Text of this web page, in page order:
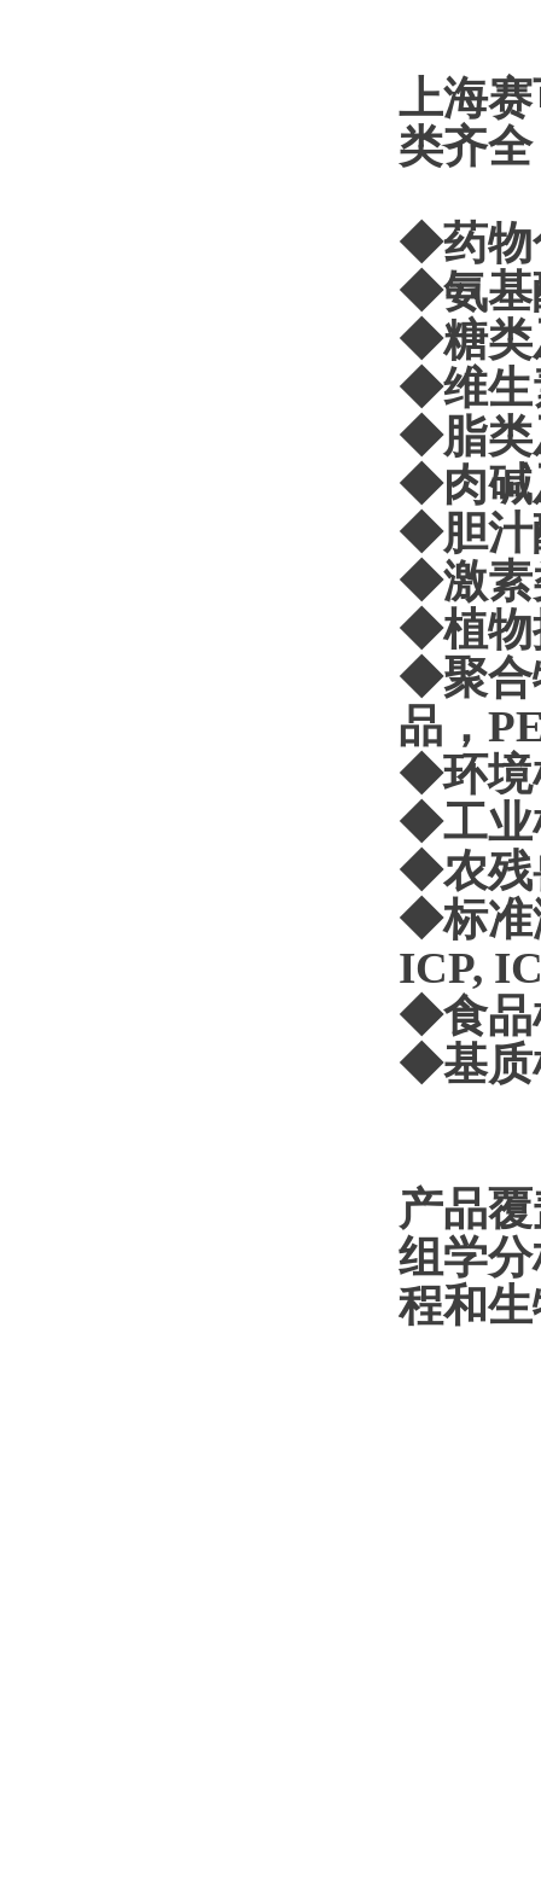
上海
类齐
◆药物
◆氨基
◆糖类
◆维生
◆脂类
◆肉碱
◆胆汁
◆激素
◆植物
◆聚合
品，
◆环境
◆工业
◆农残
◆标准
ICP,
◆食品
◆基质
产品
组学
程和